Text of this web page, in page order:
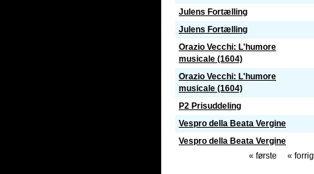
Julens Fortælling
Julens Fortælling
Orazio Vecchi: L'humore
musicale (1604)
Orazio Vecchi: L'humore
musicale (1604)
P2 Prisuddeling
Vespro della Beata Vergine
Vespro della Beata Vergine
« første
«